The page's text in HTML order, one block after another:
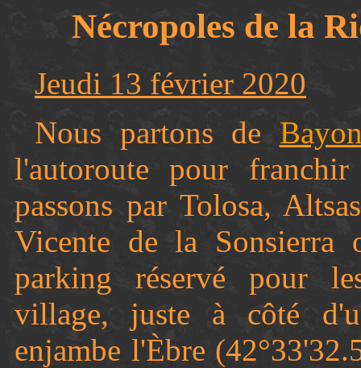
Nécropoles de la
Jeudi 13 février 2020
Nous partons de
l'autoroute pour
passons par Tolosa,
Vicente de la Sonsierra
parking réservé pour
village, juste à côté
enjambe l'Èbre